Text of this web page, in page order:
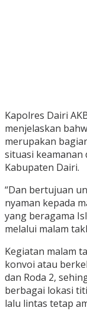
Kapolres Dairi
menjelaskan
merupakan
situasi keamanan
Kabupaten Dairi.
“Dan bertujuan
nyaman kepada
yang beragama
melalui malam
Kegiatan malam
konvoi atau
dan Roda 2,
berbagai lokasi
lalu lintas tetap